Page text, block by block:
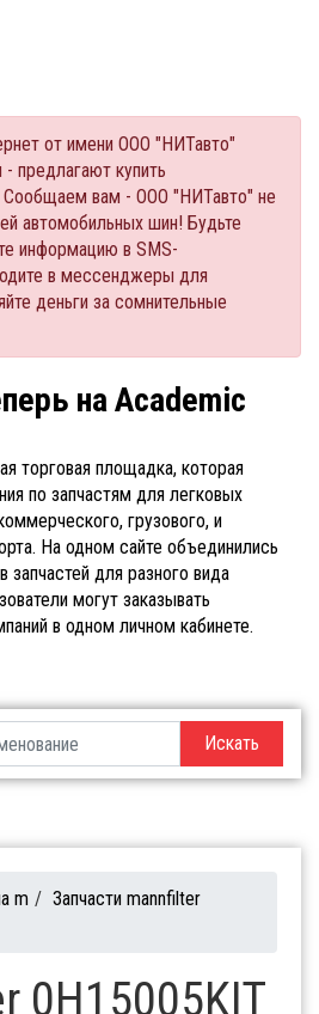
от имени ООО "НИТавто"
предлагают купить
вам - ООО "НИТавто" не
автомобильных шин! Будьте
информацию в SMS-
в мессенджеры для
деньги за сомнительные
на Academic
торговая площадка, которая
по запчастям для легковых
грузового, и
На одном сайте объединились
запчастей для разного вида
могут заказывать
в одном личном кабинете.
Искать
m / Запчасти mannfilter
0H15005KIT